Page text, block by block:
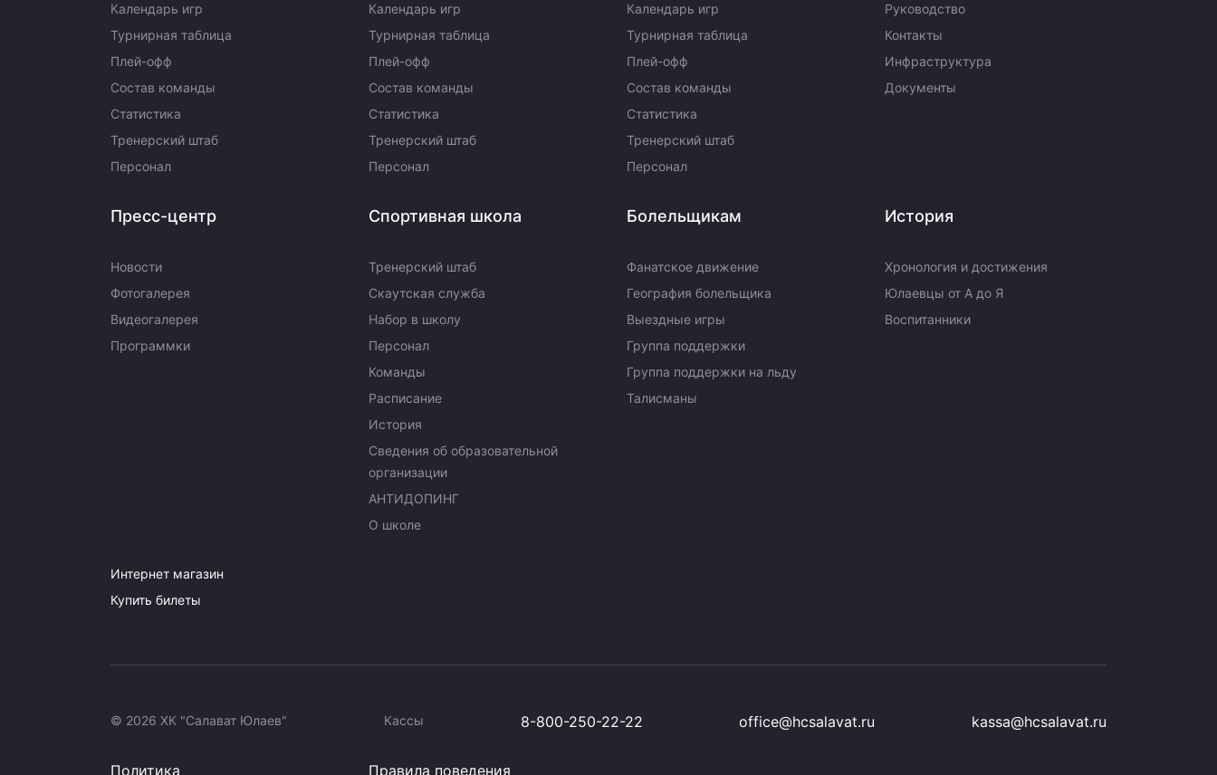
Календарь игр
Турнирная таблица
Плей-офф
Состав команды
Статистика
Тренерский штаб
Персонал
Календарь игр
Турнирная таблица
Плей-офф
Состав команды
Статистика
Тренерский штаб
Персонал
Календарь игр
Турнирная таблица
Плей-офф
Состав команды
Статистика
Тренерский штаб
Персонал
Руководство
Контакты
Инфраструктура
Документы
Пресс-центр
Новости
Фотогалерея
Видеогалерея
Программки
Спортивная школа
Тренерский штаб
Скаутская служба
Набор в школу
Персонал
Команды
Расписание
История
Сведения об образовательной
организации
АНТИДОПИНГ
О школе
Болельщикам
Фанатское движение
География болельщика
Выездные игры
Группа поддержки
Группа поддержки на льду
Талисманы
История
Хронология и достижения
Юлаевцы от А до Я
Воспитанники
Интернет магазин
Купить билеты
© 2026 ХК "Салават Юлаев" Кассы 8-800-250-22-22 office@hcsalavat.ru kassa@hcsalavat.ru
Политика Правила поведения